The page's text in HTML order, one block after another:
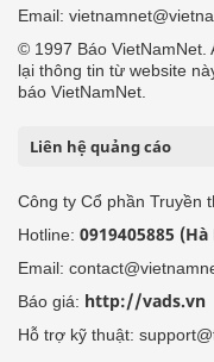
Email:
© 1997 Báo VietNamNet.
lại thông tin từ website
báo VietNamNet.
Liên hệ quảng cáo
Công ty Cổ phần Truyền
Hotline: 0919405885
Email:
Báo giá: http://vads.vn
Hỗ trợ kỹ thuật: